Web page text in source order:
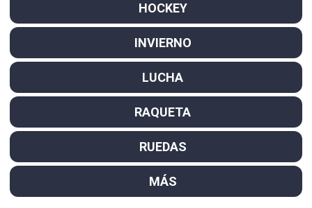
HOCKEY
INVIERNO
LUCHA
RAQUETA
RUEDAS
MÁS